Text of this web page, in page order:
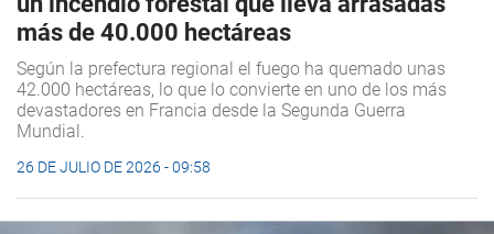
más de 40.000 hectáreas
Según la prefectura regional el fuego ha quemado unas
42.000 hectáreas, lo que lo convierte en uno de los más
devastadores en Francia desde la Segunda Guerra
Mundial.
26 DE JULIO DE 2026 - 09:58